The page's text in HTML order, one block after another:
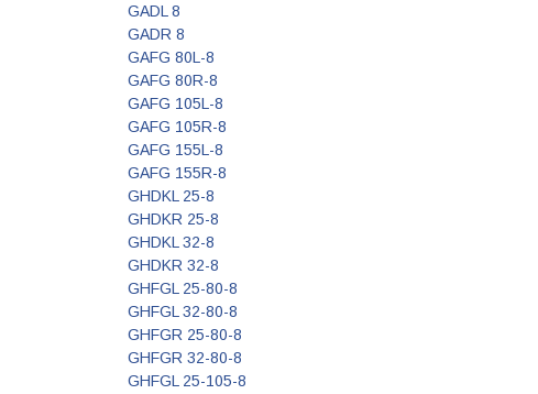
GADL 8
GADR 8
GAFG 80L-8
GAFG 80R-8
GAFG 105L-8
GAFG 105R-8
GAFG 155L-8
GAFG 155R-8
GHDKL 25-8
GHDKR 25-8
GHDKL 32-8
GHDKR 32-8
GHFGL 25-80-8
GHFGL 32-80-8
GHFGR 25-80-8
GHFGR 32-80-8
GHFGL 25-105-8